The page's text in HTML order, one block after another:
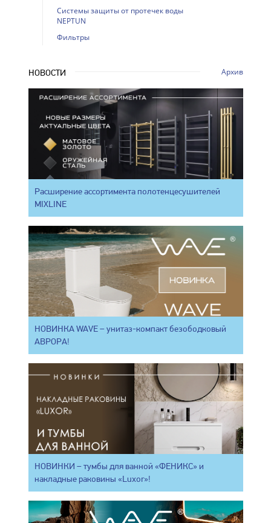
Системы защиты от протечек воды
NEPTUN
Фильтры
НОВОСТИ Архив
Расширение ассортимента полотенцесушителей
MIXLINE
НОВИНКА WAVE – унитаз-компакт безободковый
АВРОРА!
НОВИНКИ – тумбы для ванной «ФЕНИКС» и
накладные раковины «Luxor»!